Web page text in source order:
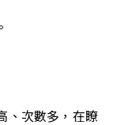
、次數多，在瞭